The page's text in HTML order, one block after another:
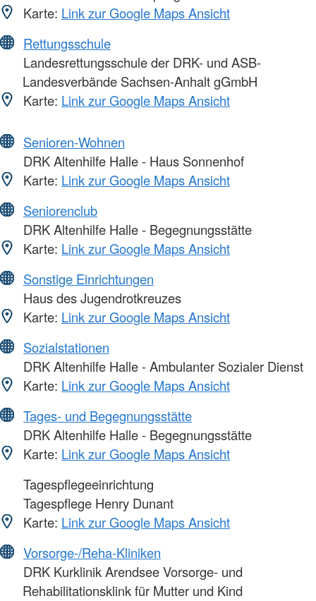
Karte: Link zur Google Maps Ansicht
Rettungsschule
Landesrettungsschule der DRK- und ASB-
Landesverbände Sachsen-Anhalt gGmbH
Karte: Link zur Google Maps Ansicht
Senioren-Wohnen
DRK Altenhilfe Halle - Haus Sonnenhof
Karte: Link zur Google Maps Ansicht
Seniorenclub
DRK Altenhilfe Halle - Begegnungsstätte
Karte: Link zur Google Maps Ansicht
Sonstige Einrichtungen
Haus des Jugendrotkreuzes
Karte: Link zur Google Maps Ansicht
Sozialstationen
DRK Altenhilfe Halle - Ambulanter Sozialer Dienst
Karte: Link zur Google Maps Ansicht
Tages- und Begegnungsstätte
DRK Altenhilfe Halle - Begegnungsstätte
Karte: Link zur Google Maps Ansicht
Tagespflegeeinrichtung
Tagespflege Henry Dunant
Karte: Link zur Google Maps Ansicht
Vorsorge-/Reha-Kliniken
DRK Kurklinik Arendsee Vorsorge- und
Rehabilitationsklink für Mutter und Kind